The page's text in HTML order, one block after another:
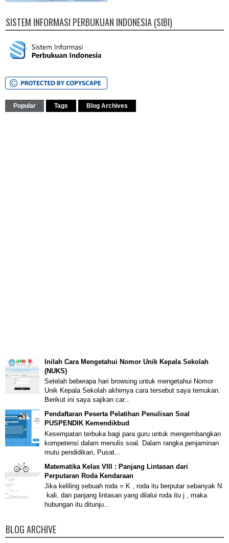
SISTEM INFORMASI PERBUKUAN INDONESIA (SIBI)
Popular Tags Blog Archives
Inilah Cara Mengetahui Nomor Unik Kepala Sekolah
(NUKS)
Setelah beberapa hari browsing untuk mengetahui Nomor
Unik Kepala Sekolah akhirnya cara tersebut saya temukan.
Berikut ini saya sajikan car...
Pendaftaran Peserta Pelatihan Penulisan Soal
PUSPENDIK Kemendikbud
Kesempatan terbuka bagi para guru untuk mengembangkan
kompetensi dalam menulis soal. Dalam rangka penjaminan
mutu pendidikan, Pusat...
Matematika Kelas VIII : Panjang Lintasan dari
Perputaran Roda Kendaraan
Jika keliling sebuah roda = K , roda itu berputar sebanyak N
kali, dan panjang lintasan yang dilalui roda itu j , maka
hubungan itu ditunju...
BLOG ARCHIVE